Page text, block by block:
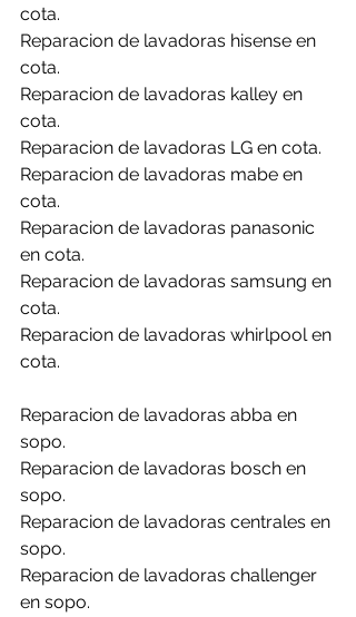
cota.
Reparacion de lavadoras hisense en
cota.
Reparacion de lavadoras kalley en
cota.
Reparacion de lavadoras LG en cota.
Reparacion de lavadoras mabe en
cota.
Reparacion de lavadoras panasonic
en cota.
Reparacion de lavadoras samsung en
cota.
Reparacion de lavadoras whirlpool en
cota.
Reparacion de lavadoras abba en
sopo.
Reparacion de lavadoras bosch en
sopo.
Reparacion de lavadoras centrales en
sopo.
Reparacion de lavadoras challenger
en sopo.